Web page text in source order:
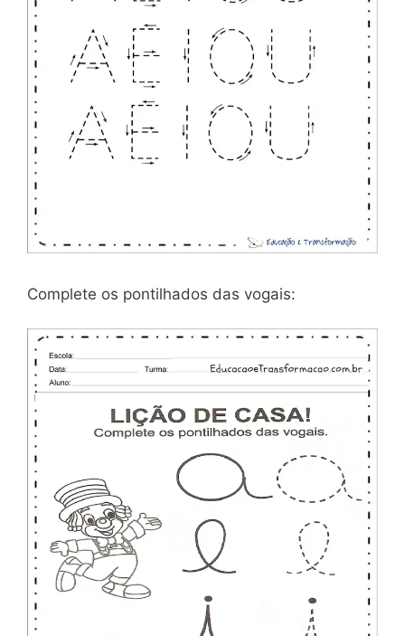
Complete os pontilhados das vogais: